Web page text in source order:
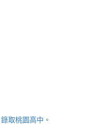
取桃園高中。